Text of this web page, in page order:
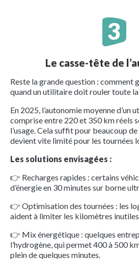
Le casse-tête de
Reste la grande question : comment
quand un utilitaire doit rouler toute la
En 2025, l’autonomie moyenne
comprise entre 220 et 350 km réels
l’usage. Cela suffit pour beaucoup
devient vite limité pour les tournées
Les solutions envisagées :
👉 Recharges rapides : certains
d’énergie en 30 minutes sur borne
👉 Optimisation des tournées : les
aident à limiter les kilomètres
👉 Mix énergétique : quelques
l’hydrogène, qui permet 400 à 500
plein de quelques minutes.